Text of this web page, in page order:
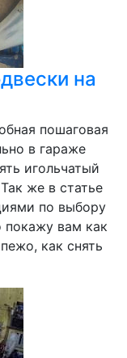
на
пошаговая
в гараже
игольчатый
же в статье
по выбору
покажу вам как
как снять